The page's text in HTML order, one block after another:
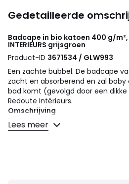
Gedetailleerde
Badcape in bio katoen 400 g/
INTERIEURS grijsgroen
Product-ID 3671534 / GLW993
Een zachte bubbel. De badcape
zacht en absorberend en zal
bad komt (gevolgd door een
Redoute Intérieurs.
Omschrijving
• 100% katoen
• Katoen afkomstig van
Lees meer